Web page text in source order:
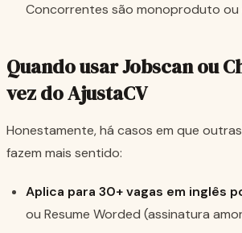
Concorrentes são monoproduto ou
Quando usar Jobscan ou
vez do AjustaCV
Honestamente, há casos em que
fazem mais sentido:
Aplica para 30+ vagas em inglês
ou Resume Worded (assinatura